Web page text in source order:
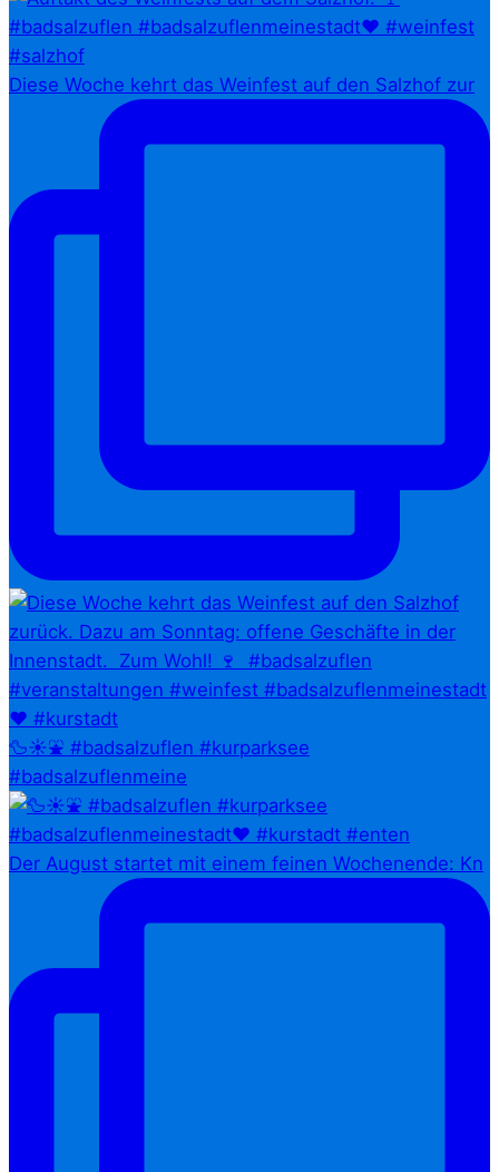
Diese Woche kehrt das Weinfest auf den Salzhof zur
🦆☀️⛲ #badsalzuflen #kurparksee
#badsalzuflenmeine
Der August startet mit einem feinen Wochenende: Kn